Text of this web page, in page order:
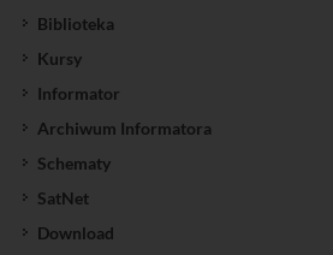
Biblioteka
Kursy
Informator
Archiwum Informatora
Schematy
SatNet
Download